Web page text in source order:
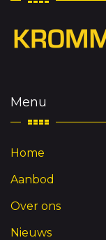
Menu
Home
Aanbod
Over ons
Nieuws